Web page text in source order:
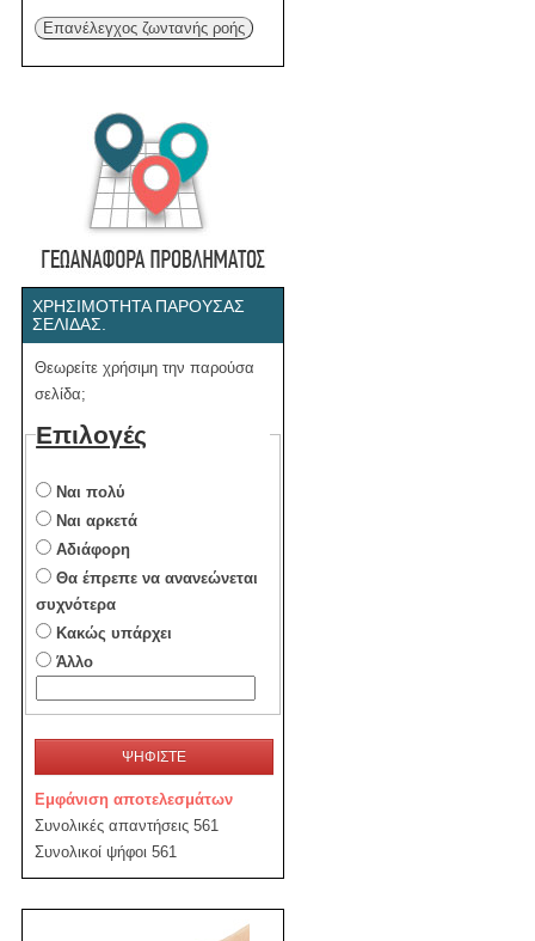
Επανέλεγχος ζωντανής ροής
ΧΡΗΣΙΜΌΤΗΤΑ ΠΑΡΟΎΣΑΣ
ΣΕΛΊΔΑΣ.
Θεωρείτε χρήσιμη την παρούσα
σελίδα;
Επιλογές
Ναι πολύ
Ναι αρκετά
Αδιάφορη
Θα έπρεπε να ανανεώνεται
συχνότερα
Κακώς υπάρχει
Άλλο
ΨΗΦΙΣΤΕ
Εμφάνιση αποτελεσμάτων
Συνολικές απαντήσεις 561
Συνολικοί ψήφοι 561